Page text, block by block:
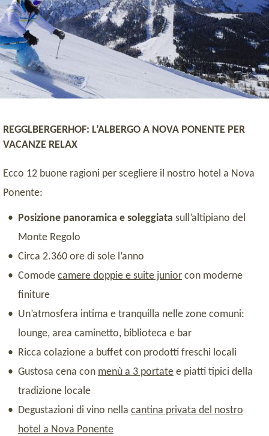
REGGLBERGERHOF: L’ALBERGO A NOVA PONENTE PER
VACANZE RELAX
Ecco 12 buone ragioni per scegliere il nostro hotel a Nova
Ponente:
Posizione panoramica e soleggiata sull’altipiano del
Monte Regolo
Circa 2.360 ore di sole l’anno
Comode camere doppie e suite junior con moderne
finiture
Un’atmosfera intima e tranquilla nelle zone comuni:
lounge, area caminetto, biblioteca e bar
Ricca colazione a buffet con prodotti freschi locali
Gustosa cena con menù a 3 portate e piatti tipici della
tradizione locale
Degustazioni di vino nella cantina privata del nostro
hotel a Nova Ponente